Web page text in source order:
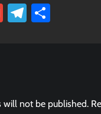
GmailTelegram
will not be published.